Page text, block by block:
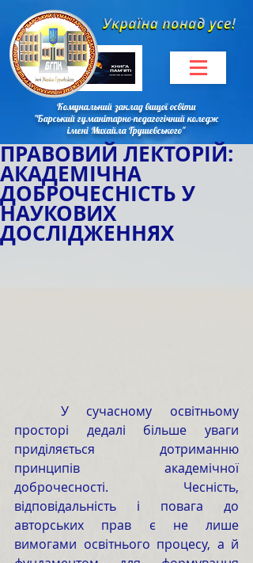
Комунальний заклад вищої освіти
"Барський гуманітарно-педагогічний коледж
імені Михайла Грушевського"
ПРАВОВИЙ ЛЕКТОРІЙ:
АКАДЕМІЧНА
ДОБРОЧЕСНІСТЬ У
НАУКОВИХ
ДОСЛІДЖЕННЯХ
просторі дедалі більше уваги
приділяється дотриманню
принципів академічної
доброчесності. Чесність,
відповідальність і повага до
авторських прав є не лише
вимогами освітнього процесу, а й